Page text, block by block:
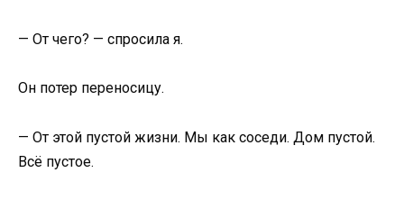
— От чего? — спросила я.
Он потер переносицу.
— От этой пустой жизни. Мы как соседи. Дом пустой.
Всё пустое.